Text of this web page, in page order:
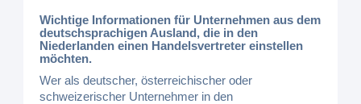
Wichtige Informationen für Unternehmen aus dem
deutschsprachigen Ausland, die in den
Niederlanden einen Handelsvertreter einstellen
möchten.
Wer als deutscher, österreichischer oder
schweizerischer Unternehmer in den